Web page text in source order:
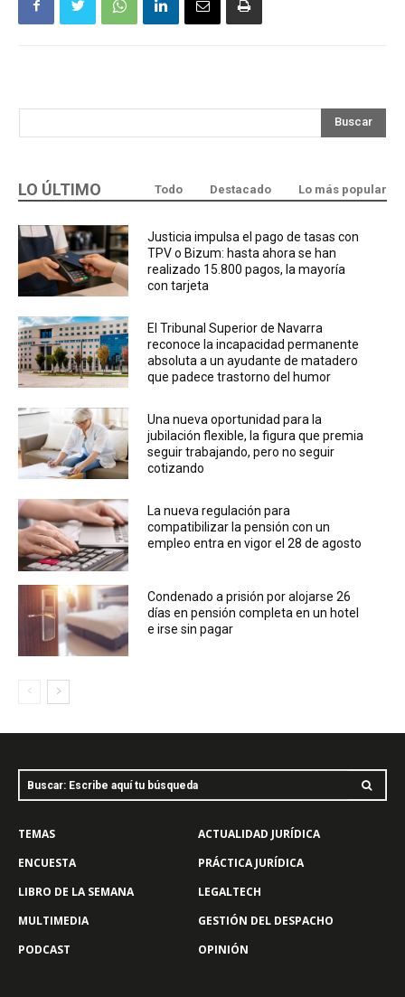
Buscar
LO ÚLTIMO Todo Destacado Lo más popular
Justicia impulsa el pago de tasas con
TPV o Bizum: hasta ahora se han
realizado 15.800 pagos, la mayoría
con tarjeta
El Tribunal Superior de Navarra
reconoce la incapacidad permanente
absoluta a un ayudante de matadero
que padece trastorno del humor
Una nueva oportunidad para la
jubilación flexible, la figura que premia
seguir trabajando, pero no seguir
cotizando
La nueva regulación para
compatibilizar la pensión con un
empleo entra en vigor el 28 de agosto
Condenado a prisión por alojarse 26
días en pensión completa en un hotel
e irse sin pagar
Buscar: Escribe aquí tu búsqueda
TEMAS
ENCUESTA
LIBRO DE LA SEMANA
MULTIMEDIA
PODCAST
ACTUALIDAD JURÍDICA
PRÁCTICA JURÍDICA
LEGALTECH
GESTIÓN DEL DESPACHO
OPINIÓN